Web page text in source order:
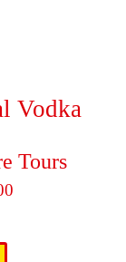
Vodka
Tours